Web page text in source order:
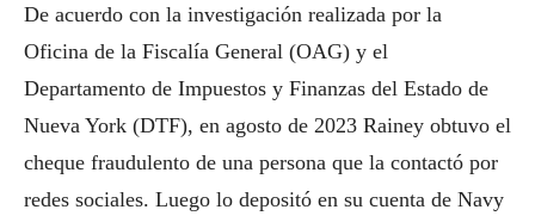
De acuerdo con la investigación realizada por la
Oficina de la Fiscalía General (OAG) y el
Departamento de Impuestos y Finanzas del Estado de
Nueva York (DTF), en agosto de 2023 Rainey obtuvo el
cheque fraudulento de una persona que la contactó por
redes sociales. Luego lo depositó en su cuenta de Navy